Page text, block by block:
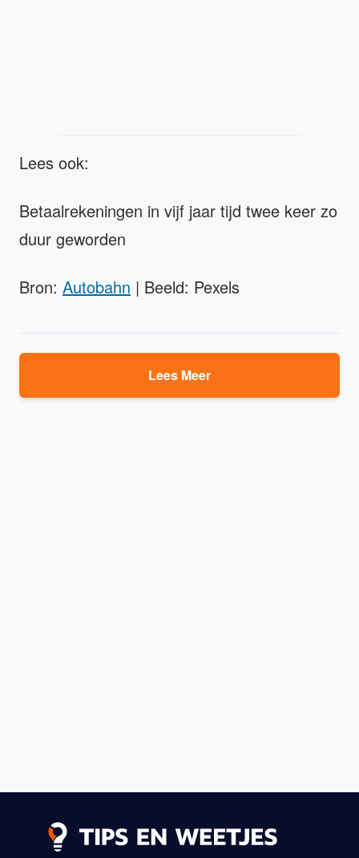
Lees ook:
Betaalrekeningen in vijf jaar tijd twee keer zo
duur geworden
Bron: Autobahn | Beeld: Pexels
Lees Meer